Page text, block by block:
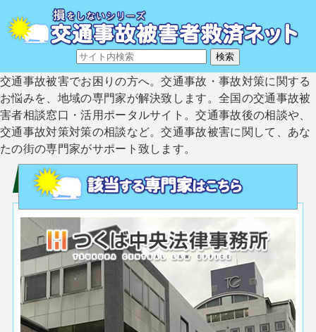
交通事故被害でお困りの方へ。交通事故・事故対策に関する
お悩みを、地域の専門家が解決致します。全国の交通事故被
害者相談窓口・活用ポータルサイト。交通事故後の相談や、
交通事故対策対策の相談など。交通事故被害に関して、あな
たの街の専門家がサポート致します。